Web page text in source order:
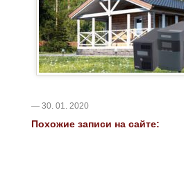
— 30. 01. 2020
Похожие записи на сайте: